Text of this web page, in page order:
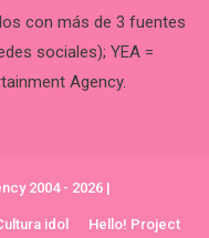
con más de 3 fuentes
sociales); YEA =
Agency.
2004 - 2026 |
idol Hello! Project